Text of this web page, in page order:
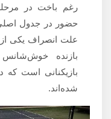
رغم باخت در
حضور در جدول
علت انصراف یکی
بازنده خوش‌شانس
بازیکنانی است
شده‌اند.